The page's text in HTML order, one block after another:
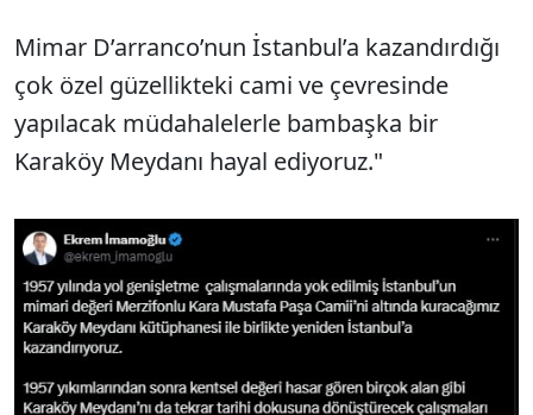
Mimar D’arranco’nun İstanbul’a kazandırdığı
çok özel güzellikteki cami ve çevresinde
yapılacak müdahalelerle bambaşka bir
Karaköy Meydanı hayal ediyoruz."